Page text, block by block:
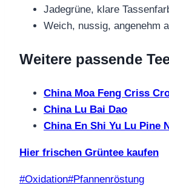
Jadegrüne, klare
Weich, nussig, angenehm
Weitere passende
China Moa Feng Criss
China Lu Bai Dao
China En Shi Yu Lu Pine
Hier frischen Grüntee kaufen
Schlagworte:
#Oxidation#Pfannenröstung